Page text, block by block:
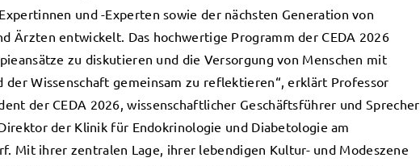
und -Experten sowie der nächsten Generation von
Ärzten entwickelt. Das hochwertige Programm der CEDA 2026
zu diskutieren und die Versorgung von Menschen mit
der Wissenschaft gemeinsam zu reflektieren“, erklärt Professor
der CEDA 2026, wissenschaftlicher Geschäftsführer und Sprecher
der Klinik für Endokrinologie und Diabetologie am
Mit ihrer zentralen Lage, ihrer lebendigen Kultur- und Modeszene